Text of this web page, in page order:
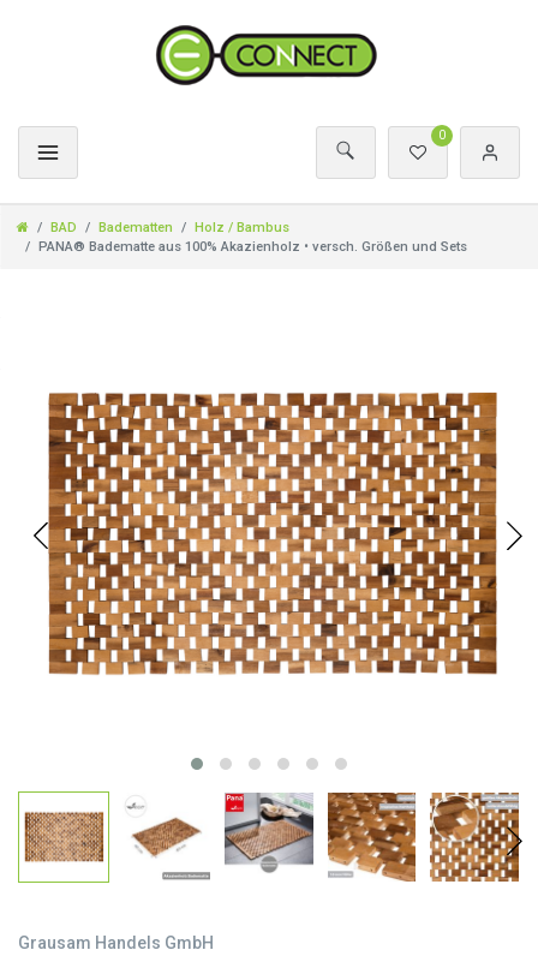
0
BAD Badematten
Holz / Bambus
PANA® Badematte aus 100% Akazienholz • versch. Größen und Sets
Grausam Handels GmbH